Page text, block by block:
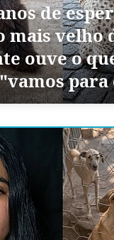
de
mais velho
ouve o
para